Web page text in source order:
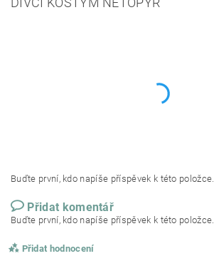
Buďte první, kdo napíše příspěvek k této položce.
Přidat komentář
Buďte první, kdo napíše příspěvek k této položce.
Přidat hodnocení